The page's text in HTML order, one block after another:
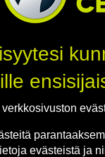
evästeistä ja